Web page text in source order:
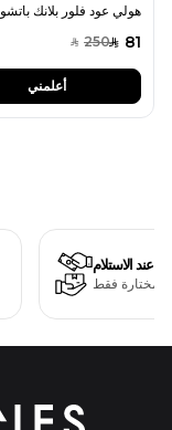
SAR 81
SAR 250
أعلمني
عند الاستلام
مختارة فقط